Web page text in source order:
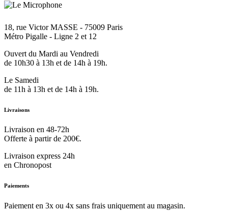
18, rue Victor MASSE - 75009 Paris
Métro Pigalle - Ligne 2 et 12
Ouvert du Mardi au Vendredi
de 10h30 à 13h et de 14h à 19h.
Le Samedi
de 11h à 13h et de 14h à 19h.
Livraisons
Livraison en 48-72h
Offerte à partir de 200€.
Livraison express 24h
en Chronopost
Paiements
Paiement en 3x ou 4x sans frais uniquement au magasin.